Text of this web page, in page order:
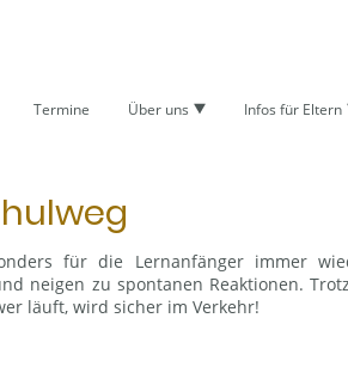
Termine Über uns Infos für Eltern
für die Lernanfänger immer
neigen zu spontanen Reaktionen.
läuft, wird sicher im Verkehr!